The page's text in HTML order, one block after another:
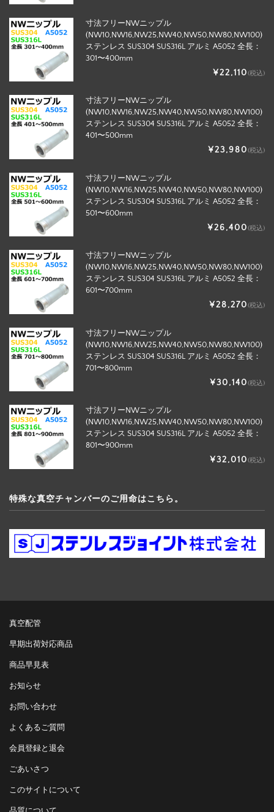
寸法フリーNWニップル
(NW10,NW16,NW25,NW40,NW50,NW80,NW100)
ステンレス SUS304 SUS316L アルミ A5052 全長：
301〜400mm
¥22,110(税込)
寸法フリーNWニップル
(NW10,NW16,NW25,NW40,NW50,NW80,NW100)
ステンレス SUS304 SUS316L アルミ A5052 全長：
401〜500mm
¥23,980(税込)
寸法フリーNWニップル
(NW10,NW16,NW25,NW40,NW50,NW80,NW100)
ステンレス SUS304 SUS316L アルミ A5052 全長：
501〜600mm
¥26,400(税込)
寸法フリーNWニップル
(NW10,NW16,NW25,NW40,NW50,NW80,NW100)
ステンレス SUS304 SUS316L アルミ A5052 全長：
601〜700mm
¥28,270(税込)
寸法フリーNWニップル
(NW10,NW16,NW25,NW40,NW50,NW80,NW100)
ステンレス SUS304 SUS316L アルミ A5052 全長：
701〜800mm
¥30,140(税込)
寸法フリーNWニップル
(NW10,NW16,NW25,NW40,NW50,NW80,NW100)
ステンレス SUS304 SUS316L アルミ A5052 全長：
801〜900mm
¥32,010(税込)
特殊な真空チャンバーのご用命はこちら。
真空配管
早期出荷対応商品
商品早見表
お知らせ
お問い合わせ
よくあるご質問
会員登録と退会
ごあいさつ
このサイトについて